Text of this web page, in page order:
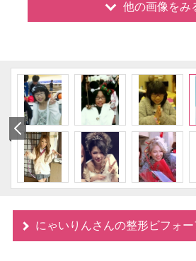
他の画像をみ
にゃいりんさんの整形ビフォ